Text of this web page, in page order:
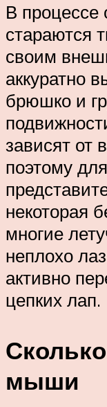
В
стараются
своим
аккуратно
брюшко и
зависят от
поэтому
некоторая
многие
неплохо
активно
цепких лап.
мыши